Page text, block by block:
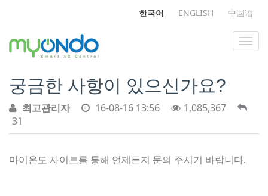
한국어 ENGLISH 中国语
궁금한 사항이 있으신가요?
최고관리자 16-08-16 13:56
1,085,367
31
마이온도 사이트를 통해 언제든지 문의 주시기 바랍니다.